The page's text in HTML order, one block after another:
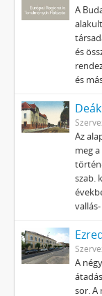
A
és
és
Az
meg
szab.
vallás-
A
sor. A